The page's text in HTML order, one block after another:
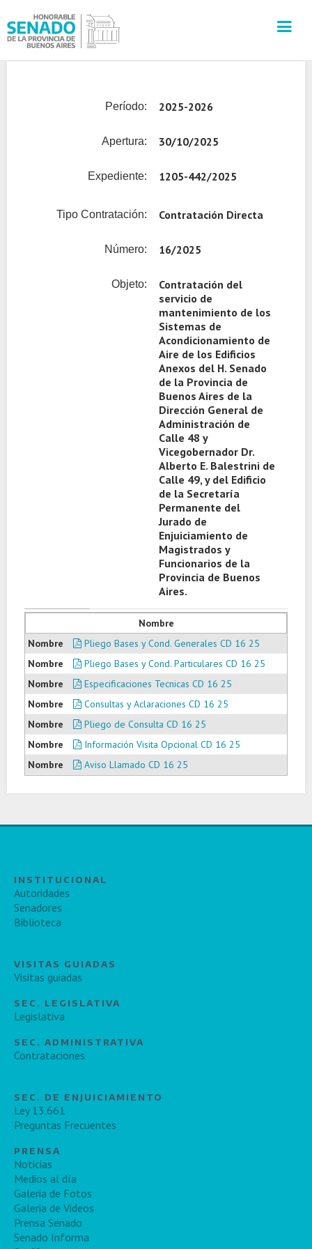
Período: 2025-2026
Apertura: 30/10/2025
Expediente: 1205-442/2025
Tipo Contratación: Contratación Directa
Número: 16/2025
Objeto:
Contratación del
servicio de
mantenimiento de los
Sistemas de
Acondicionamiento de
Aire de los Edificios
Anexos del H. Senado
de la Provincia de
Buenos Aires de la
Dirección General de
Administración de
Calle 48 y
Vicegobernador Dr.
Alberto E. Balestrini de
Calle 49, y del Edificio
de la Secretaría
Permanente del
Jurado de
Enjuiciamiento de
Magistrados y
Funcionarios de la
Provincia de Buenos
Aires.
Nombre
Pliego Bases y Cond. Generales CD 16 25
Pliego Bases y Cond. Particulares CD 16 25
Especificaciones Tecnicas CD 16 25
Consultas y Aclaraciones CD 16 25
Pliego de Consulta CD 16 25
Información Visita Opcional CD 16 25
Aviso Llamado CD 16 25
INSTITUCIONAL
Autoridades
Senadores
Biblioteca
VISITAS GUIADAS
Visitas guiadas
SEC. LEGISLATIVA
Legislativa
SEC. ADMINISTRATIVA
Contrataciones
SEC. DE ENJUICIAMIENTO
Ley 13.661
Preguntas Frecuentes
PRENSA
Noticias
Medios al día
Galeria de Fotos
Galeria de Videos
Prensa Senado
Senado Informa